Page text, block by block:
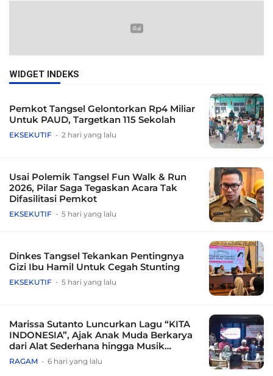
WIDGET INDEKS
Pemkot Tangsel Gelontorkan Rp4 Miliar
Untuk PAUD, Targetkan 115 Sekolah
EKSEKUTIF 2 hari yang lalu
Usai Polemik Tangsel Fun Walk & Run
2026, Pilar Saga Tegaskan Acara Tak
Difasilitasi Pemkot
EKSEKUTIF 5 hari yang lalu
Dinkes Tangsel Tekankan Pentingnya
Gizi Ibu Hamil Untuk Cegah Stunting
EKSEKUTIF 5 hari yang lalu
Marissa Sutanto Luncurkan Lagu “KITA
INDONESIA”, Ajak Anak Muda Berkarya
dari Alat Sederhana hingga Musik
Tradisional
RAGAM 6 hari yang lalu